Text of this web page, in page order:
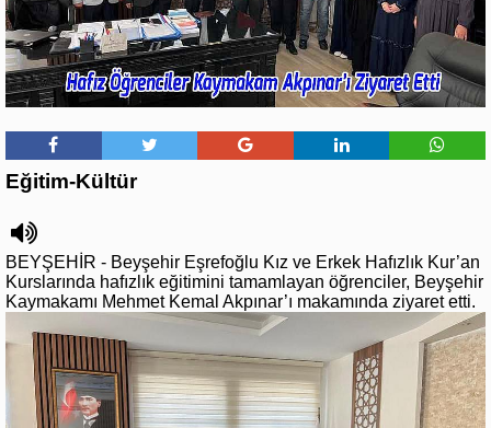
Eğitim-Kültür
BEYŞEHİR - Beyşehir Eşrefoğlu Kız ve Erkek Hafızlık Kur’an
Kurslarında hafızlık eğitimini tamamlayan öğrenciler, Beyşehir
Kaymakamı Mehmet Kemal Akpınar’ı makamında ziyaret etti.